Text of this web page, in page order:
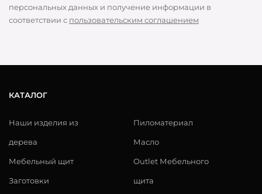
персональных данных и получение информации в
соответствии с пользовательским соглашением
КАТАЛОГ
Наши изделия из
дерева
Мебельный щит
Заготовки
Пиломатериал
Масло
Outlet Мебельного
щита